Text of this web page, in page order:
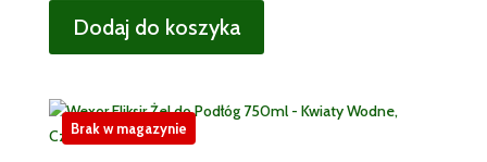
Dodaj do koszyka
Brak w magazynie